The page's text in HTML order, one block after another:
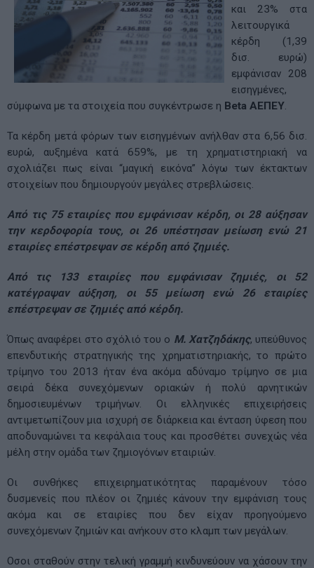
και 23% στα
λειτουργικά
κέρδη (1,39
δισ. ευρώ)
εμφάνισαν 208
εισηγμένες,
σύμφωνα με τα στοιχεία που συγκέντρωσε η Beta ΑΕΠΕΥ.
Τα κέρδη μετά φόρων των εισηγμένων ανήλθαν στα 6,56 δισ.
ευρώ, αυξημένα κατά 659%, με τη χρηματιστηριακή να
σχολιάζει πως είναι “μαγική εικόνα” λόγω των έκτακτων
στοιχείων που δημιουργούν μεγάλες στρεβλώσεις.
Από τις 75 εταιρίες που εμφάνισαν κέρδη, οι 28 αύξησαν
την κερδοφορία τους, οι 26 υπέστησαν μείωση ενώ 21
εταιρίες επέστρεψαν σε κέρδη από ζημιές.
Από τις 133 εταιρίες που εμφάνισαν ζημιές, οι 52
κατέγραψαν αύξηση, οι 55 μείωση ενώ 26 εταιρίες
επέστρεψαν σε ζημιές από κέρδη.
Όπως αναφέρει στο σχόλιό του ο Μ. Χατζηδάκης, υπεύθυνος
επενδυτικής στρατηγικής της χρηματιστηριακής, το πρώτο
τρίμηνο του 2013 ήταν ένα ακόμα αδύναμο τρίμηνο σε μια
σειρά δέκα συνεχόμενων οριακών ή πολύ αρνητικών
δημοσιευμένων τριμήνων. Οι ελληνικές επιχειρήσεις
αντιμετωπίζουν μια ισχυρή σε διάρκεια και ένταση ύφεση που
αποδυναμώνει τα κεφάλαια τους και προσθέτει συνεχώς νέα
μέλη στην ομάδα των ζημιογόνων εταιριών.
Οι συνθήκες επιχειρηματικότητας παραμένουν τόσο
δυσμενείς που πλέον οι ζημιές κάνουν την εμφάνιση τους
ακόμα και σε εταιρίες που δεν είχαν προηγούμενο
συνεχόμενων ζημιών και ανήκουν στο κλαμπ των μεγάλων.
Οσοι σταθούν στην τελική γραμμή κινδυνεύουν να χάσουν την